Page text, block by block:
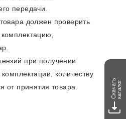
передачи.
должен проверить
при получении
количеству
от принятия товара.
Скачатькаталог